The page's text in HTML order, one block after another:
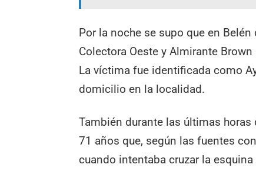
Por la noche se supo que en
Colectora Oeste y Almirante
La víctima fue identificada como
domicilio en la localidad.
También durante las últimas
71 años que, según las fuentes
cuando intentaba cruzar la